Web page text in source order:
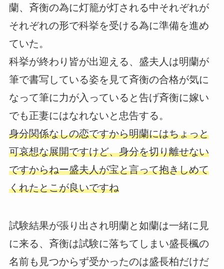
蘭、斉衡の為に灯籠が灯される中それぞれが
それぞれの形で科挙を受ける為に準備を進め
ていた。
科挙が終わり皆が出迎える、盛夫人は明蘭が
筆で書写している姿を見て斉衡の合格が気に
なって筆に力が入っていると告げ斉衡に嫁い
でも正妻にはなれないと忠告する。
身分関係なしの恋ですから明蘭にはちょっと
可哀想な展開ですけど、身分を切り離せない
ですからねー盛夫人が宝と言って抱きしめて
くれたとこが良いですね
試験結果が張り出され明蘭と如蘭は一緒に見
に来る、斉衡は試験に落ちてしまい盛長楓の
名前も見つからず受かったのは盛長柏だけだ